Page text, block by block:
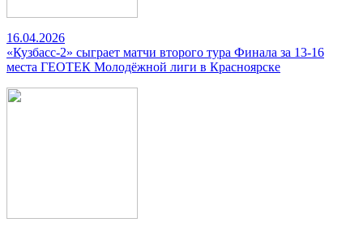
16.04.2026
«Кузбасс-2» сыграет матчи второго тура Финала за 13-16
места ГЕОТЕК Молодёжной лиги в Красноярске